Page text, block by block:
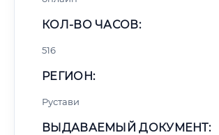
КОЛ-ВО ЧАСОВ:
516
РЕГИОН:
Рустави
ВЫДАВАЕМЫЙ ДОКУМЕНТ: